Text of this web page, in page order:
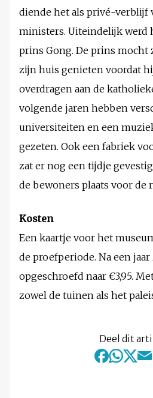
diende het als privé-verblijf
ministers. Uiteindelijk werd
prins Gong. De prins mocht
zijn huis genieten voordat
overdragen aan de
volgende jaren hebben
universiteiten en een
gezeten. Ook een fabriek
zat er nog een tijdje
de bewoners plaats voor de
Kosten
Een kaartje voor het
de proefperiode. Na een
opgeschroefd naar €3,95.
zowel de tuinen als het
Deel dit